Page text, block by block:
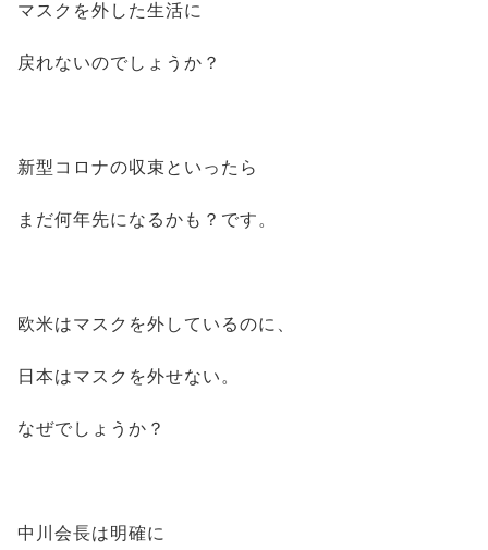
マスクを外した生活に
戻れないのでしょうか？
新型コロナの収束といったら
まだ何年先になるかも？です。
欧米はマスクを外しているのに、
日本はマスクを外せない。
なぜでしょうか？
中川会長は明確に